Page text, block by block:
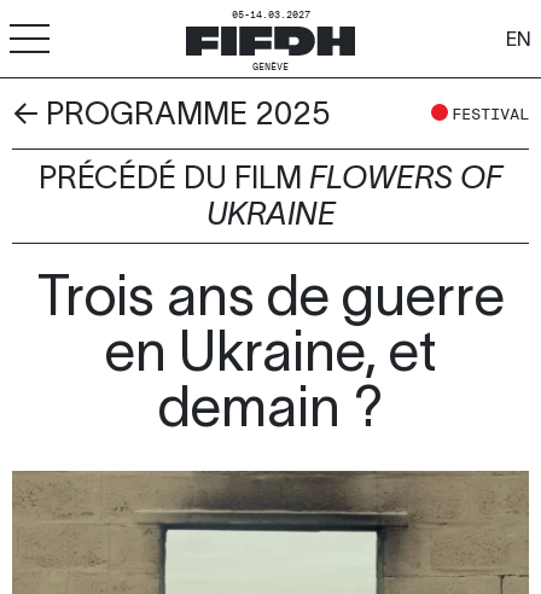
05-14.03.2027
GENÈVE
EN
A A- ACCESSIBILITÉ
FIFDH
Ressources & Médias
← PROGRAMME 2025 FESTIVAL
PRÉCÉDÉ DU FILM FLOWERS OF
UKRAINE
Trois ans de guerre
en Ukraine, et
demain ?